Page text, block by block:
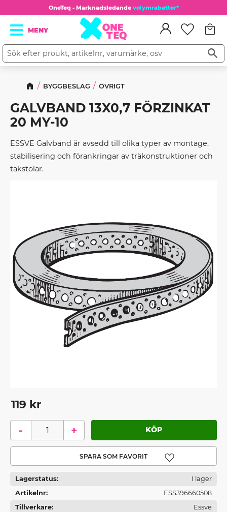
Meny
OneTeq - Marknadsledande volymrabatter*
BYGGBESLAG ÖVRIGT
GALVBAND 13X0,7 FÖRZINKAT
20 MY-10
ESSVE Galvband är avsedd till olika typer av montage,
stabilisering och förankringar av träkonstruktioner och
takstolar.
119 kr
+
-
Lägg till i favoriter
Lagerstatus
I lager
Artikelnr
ESS396660508
Tillverkare
Essve